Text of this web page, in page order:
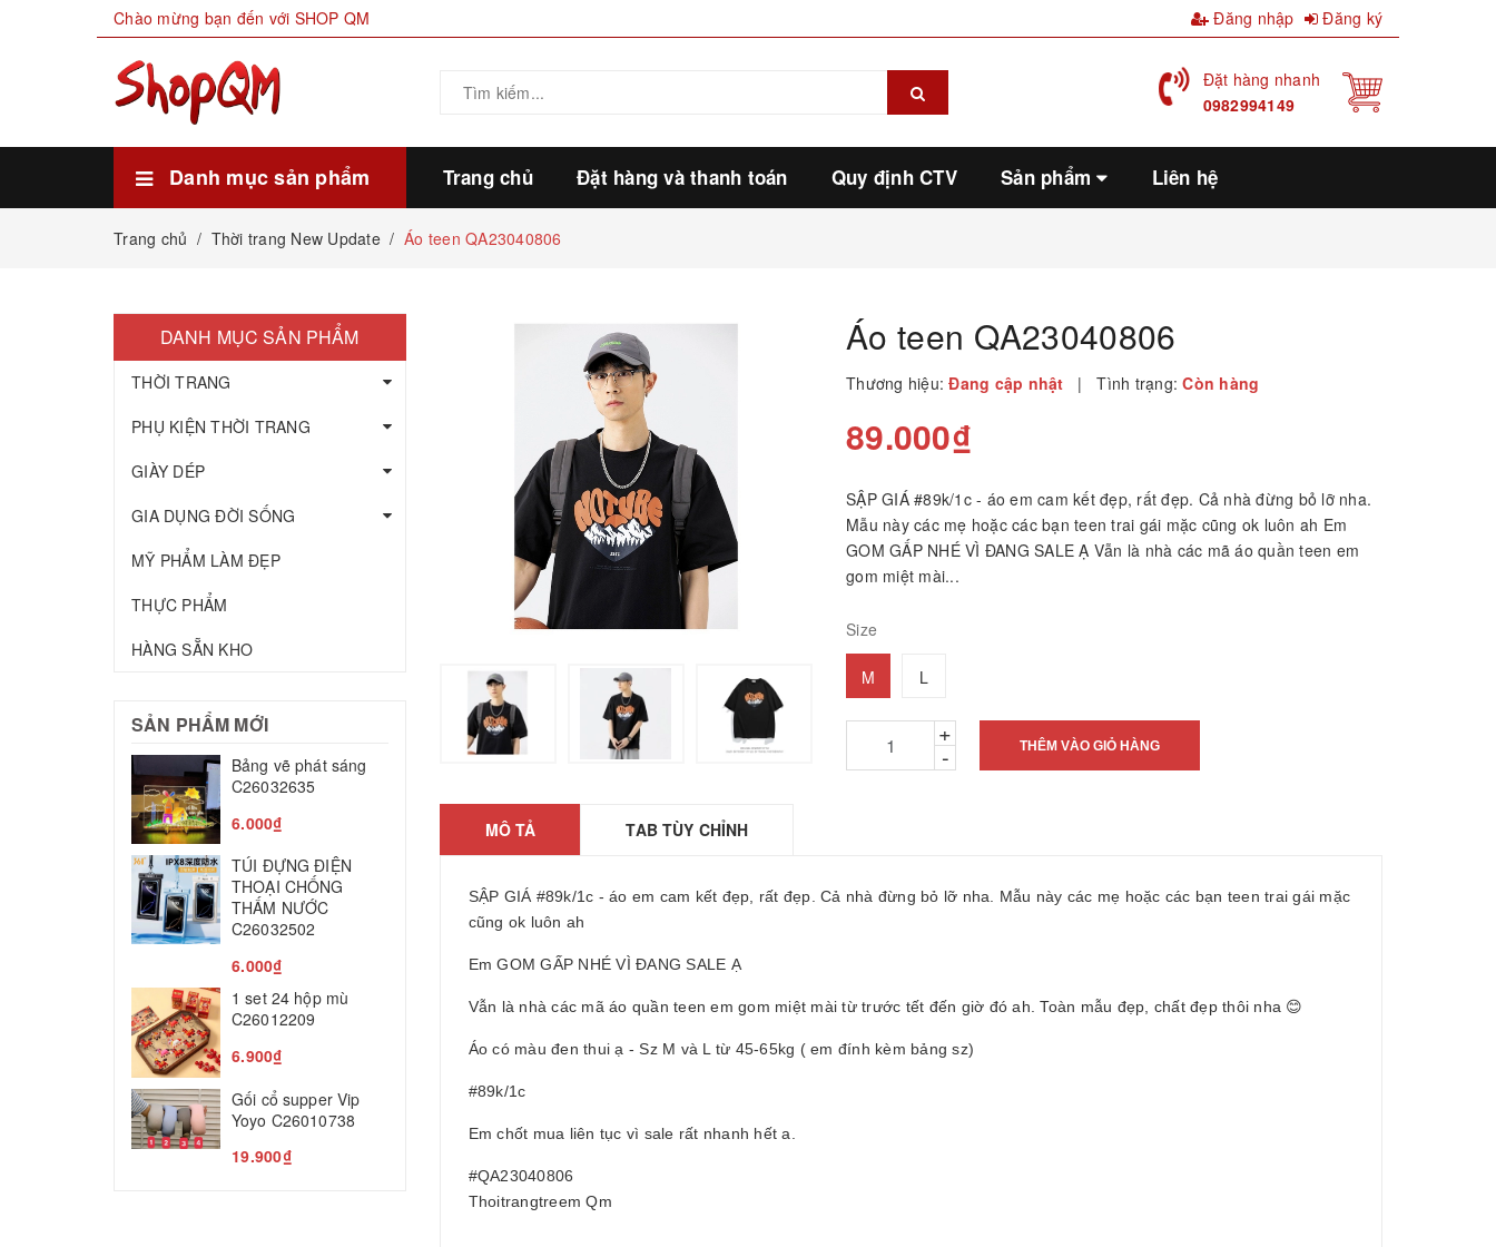
Chào mừng bạn đến với SHOP QM Đăng nhập Đăng ký
Đặt hàng nhanh
0982994149
Danh mục sản phẩm Trang chủ Đặt hàng và thanh toán Quy định CTV Sản phẩm Liên hệ
Trang chủ / Thời trang New Update / Áo teen QA23040806
Áo teen QA23040806
Thương hiệu: Đang cập nhật | Tình trạng: Còn hàng
89.000₫
SẬP GIÁ #89k/1c - áo em cam kết đẹp, rất đẹp. Cả nhà đừng bỏ lỡ nha.
Mẫu này các mẹ hoặc các bạn teen trai gái mặc cũng ok luôn ah Em
GOM GẤP NHÉ VÌ ĐANG SALE Ạ Vẫn là nhà các mã áo quần teen em
gom miệt mài...
Size
M L
+
- THÊM VÀO GIỎ HÀNG
MÔ TẢ TAB TÙY CHỈNH
SẬP GIÁ #89k/1c - áo em cam kết đẹp, rất đẹp. Cả nhà đừng bỏ lỡ nha. Mẫu này các mẹ hoặc các bạn teen trai gái mặc
cũng ok luôn ah
Em GOM GẤP NHÉ VÌ ĐANG SALE Ạ
Vẫn là nhà các mã áo quần teen em gom miệt mài từ trước tết đến giờ đó ah. Toàn mẫu đẹp, chất đẹp thôi nha 😊
Áo có màu đen thui ạ - Sz M và L từ 45-65kg ( em đính kèm bảng sz)
#89k/1c
Em chốt mua liên tục vì sale rất nhanh hết a.
#QA23040806
Thoitrangtreem Qm
DANH MỤC SẢN PHẨM
THỜI TRANG
PHỤ KIỆN THỜI TRANG
GIÀY DÉP
GIA DỤNG ĐỜI SỐNG
MỸ PHẨM LÀM ĐẸP
THỰC PHẨM
HÀNG SẴN KHO
SẢN PHẨM MỚI
Bảng vẽ phát sáng
C26032635
6.000₫
TÚI ĐỰNG ĐIỆN
THOẠI CHỐNG
THẤM NƯỚC
C26032502
6.000₫
1 set 24 hộp mù
C26012209
6.900₫
Gối cổ supper Vip
Yoyo C26010738
19.900₫
Thảm ngải cứu hàng
C26010601
TỰ ĐỘNG
T25061806
85.000₫
T25061605
50.000₫